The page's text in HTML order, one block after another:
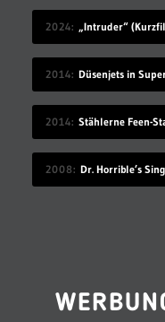
2024 „Intruder“
2014 Düsenjets in
2014 Stählerne Feen-
2008 Dr. Horrible’s